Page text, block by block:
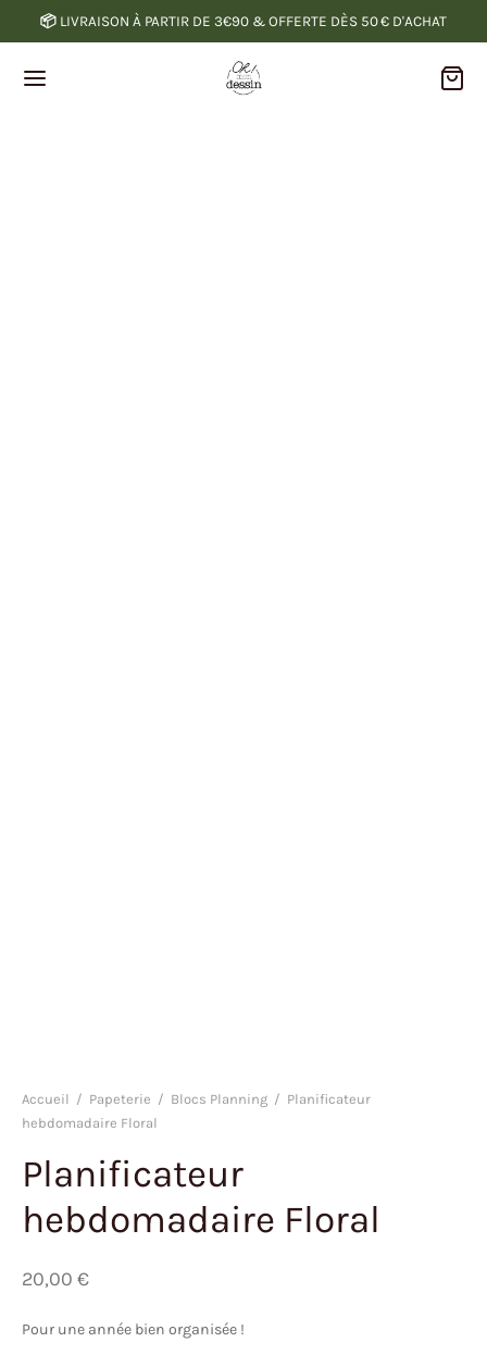
📦 LIVRAISON À PARTIR DE 3€90 & OFFERTE DÈS 50 € D'ACHAT
Accueil / Papeterie / Blocs Planning / Planificateur
hebdomadaire Floral
Planificateur
hebdomadaire Floral
20,00 €
Pour une année bien organisée !